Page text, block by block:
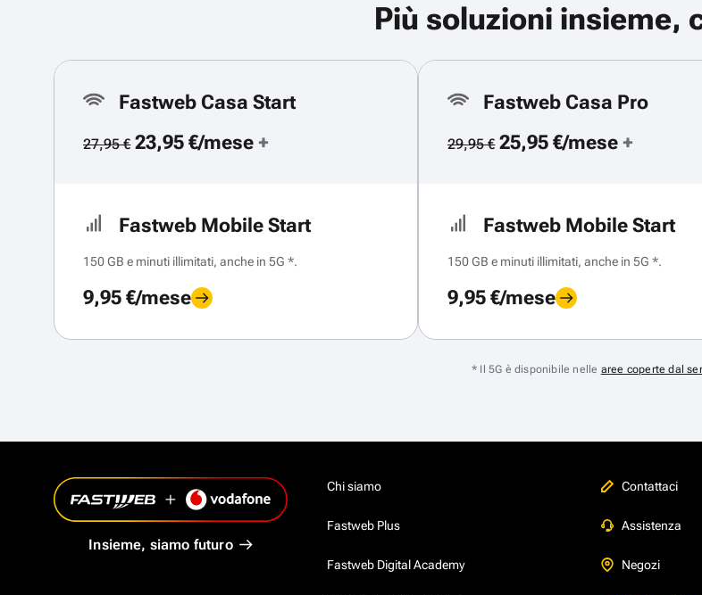
Più soluzioni insieme,
Fastweb Casa Start
27,95 €23,95 €/mese +
Fastweb Mobile Start
150 GB e minuti illimitati, anche in 5G *.
9,95 €/mese
Fastweb Casa Pro
29,95 €25,95 €/mese +
Fastweb Mobile Start
150 GB e minuti illimitati, anche in 5G *.
9,95 €/mese
* Il 5G è disponibile nelle aree coperte dal
Insieme, siamo futuro
Chi siamo
Fastweb Plus
Fastweb Digital Academy
Contattaci
Assistenza
Negozi